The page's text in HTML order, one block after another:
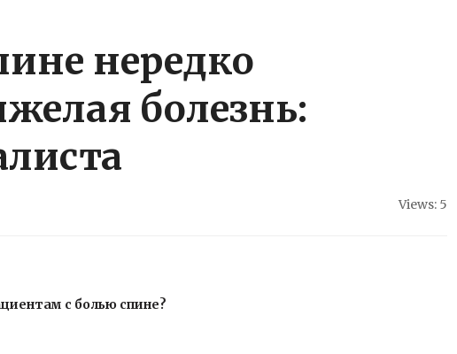
нередко
болезнь:
Views: 5
с болью спине?